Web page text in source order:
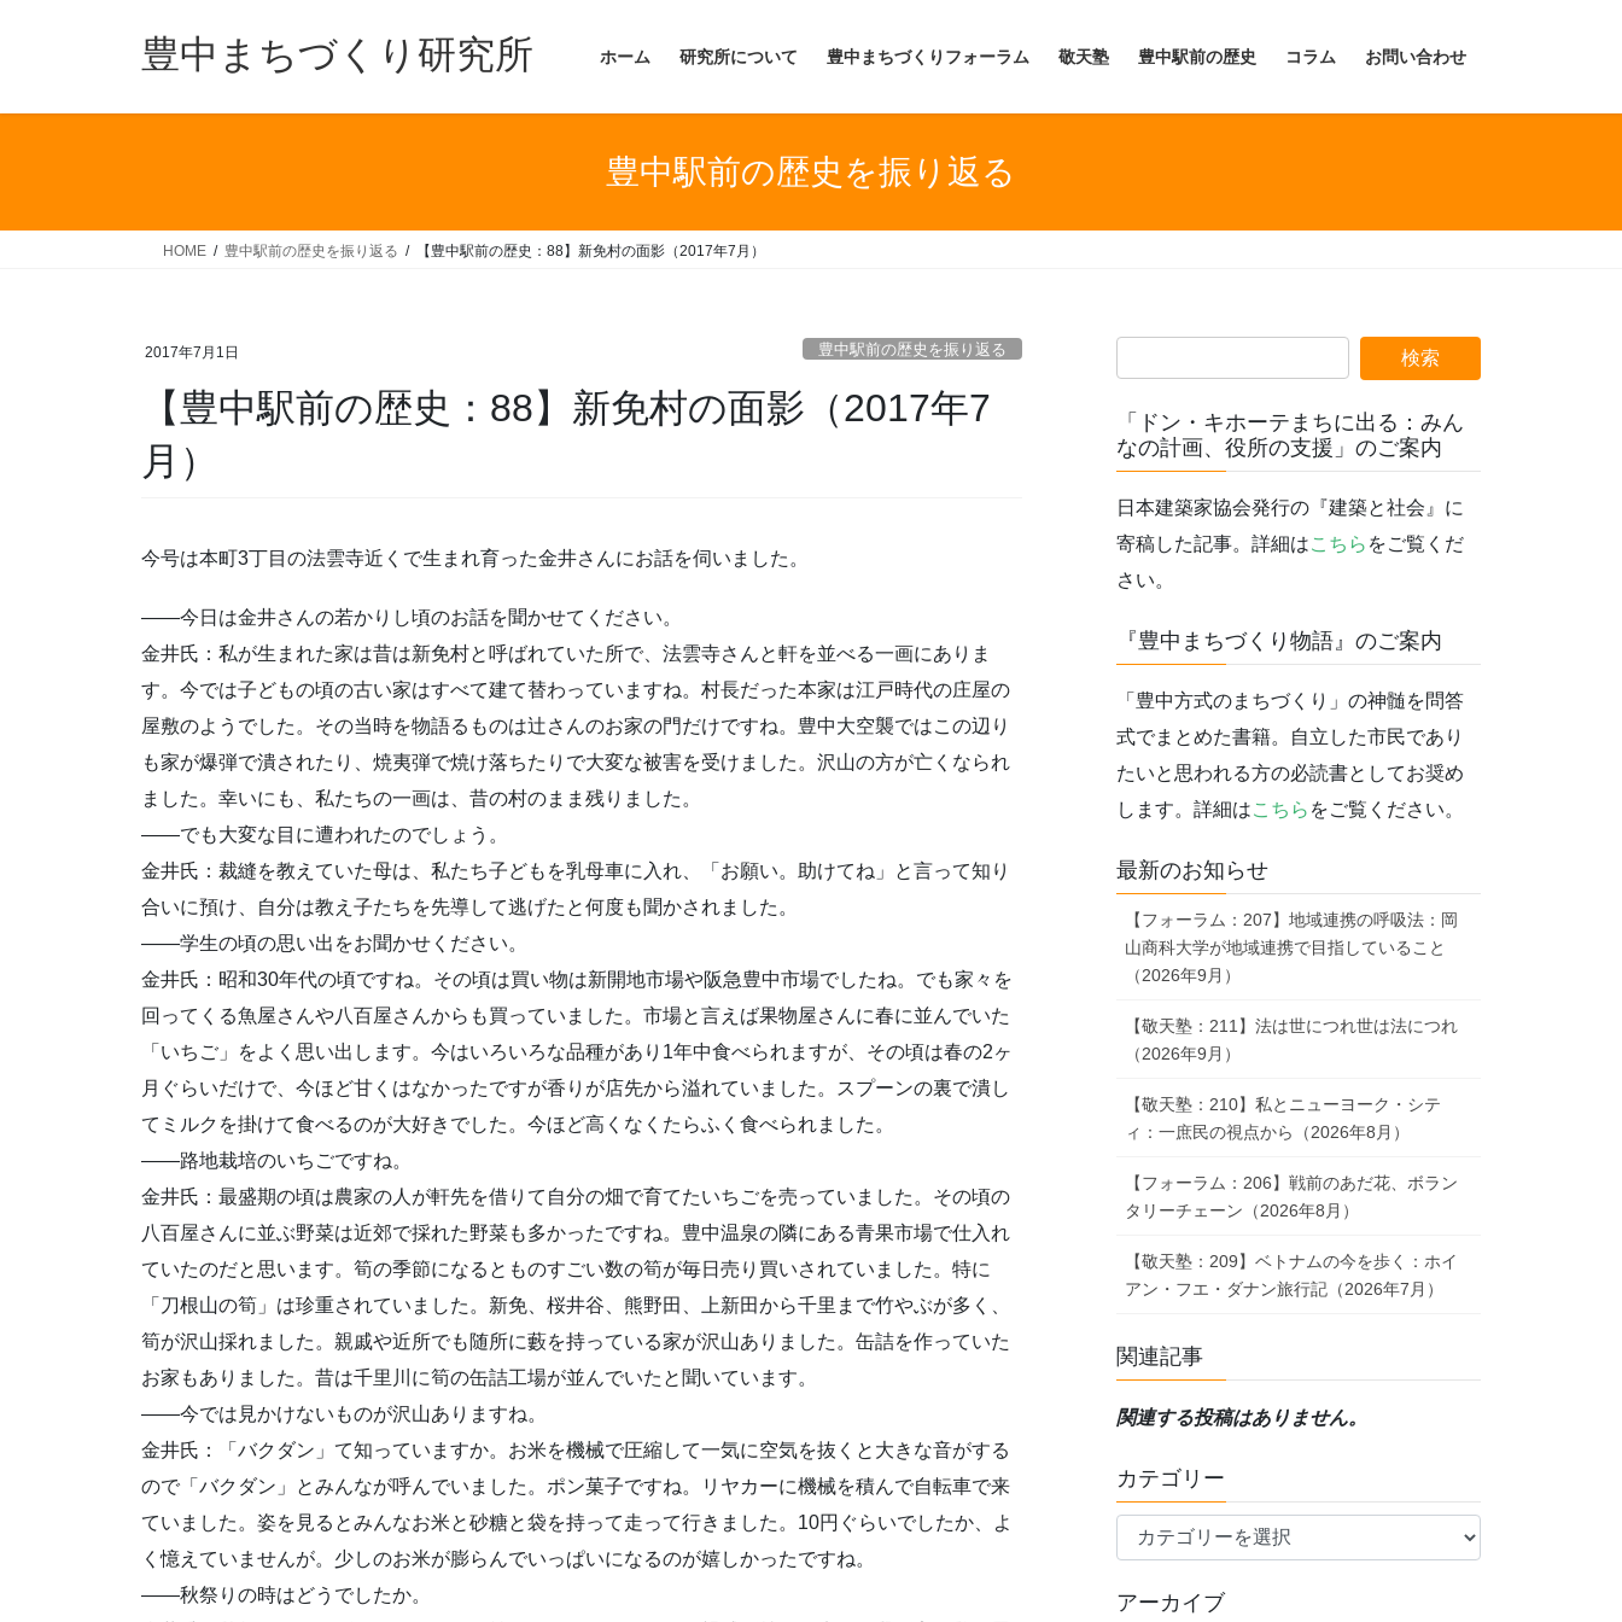
豊中まちづくり研究所 ホーム 研究所について 豊中まちづくりフォーラム 敬天塾 豊中駅前の歴史 コラム お問い合わせ
豊中駅前の歴史を振り返る
HOME 豊中駅前の歴史を振り返る 【豊中駅前の歴史：88】新免村の面影（2017年7月）
2017年7月1日 豊中駅前の歴史を振り返る
【豊中駅前の歴史：88】新免村の面影（2017年7
月）
今号は本町3丁目の法雲寺近くで生まれ育った金井さんにお話を伺いました。
——今日は金井さんの若かりし頃のお話を聞かせてください。
金井氏：私が生まれた家は昔は新免村と呼ばれていた所で、法雲寺さんと軒を並べる一画にありま
す。今では子どもの頃の古い家はすべて建て替わっていますね。村長だった本家は江戸時代の庄屋の
屋敷のようでした。その当時を物語るものは辻さんのお家の門だけですね。豊中大空襲ではこの辺り
も家が爆弾で潰されたり、焼夷弾で焼け落ちたりで大変な被害を受けました。沢山の方が亡くなられ
ました。幸いにも、私たちの一画は、昔の村のまま残りました。
——でも大変な目に遭われたのでしょう。
金井氏：裁縫を教えていた母は、私たち子どもを乳母車に入れ、「お願い。助けてね」と言って知り
合いに預け、自分は教え子たちを先導して逃げたと何度も聞かされました。
——学生の頃の思い出をお聞かせください。
金井氏：昭和30年代の頃ですね。その頃は買い物は新開地市場や阪急豊中市場でしたね。でも家々を
回ってくる魚屋さんや八百屋さんからも買っていました。市場と言えば果物屋さんに春に並んでいた
「いちご」をよく思い出します。今はいろいろな品種があり1年中食べられますが、その頃は春の2ヶ
月ぐらいだけで、今ほど甘くはなかったですが香りが店先から溢れていました。スプーンの裏で潰し
てミルクを掛けて食べるのが大好きでした。今ほど高くなくたらふく食べられました。
——路地栽培のいちごですね。
金井氏：最盛期の頃は農家の人が軒先を借りて自分の畑で育てたいちごを売っていました。その頃の
八百屋さんに並ぶ野菜は近郊で採れた野菜も多かったですね。豊中温泉の隣にある青果市場で仕入れ
ていたのだと思います。筍の季節になるとものすごい数の筍が毎日売り買いされていました。特に
「刀根山の筍」は珍重されていました。新免、桜井谷、熊野田、上新田から千里まで竹やぶが多く、
筍が沢山採れました。親戚や近所でも随所に藪を持っている家が沢山ありました。缶詰を作っていた
お家もありました。昔は千里川に筍の缶詰工場が並んでいたと聞いています。
——今では見かけないものが沢山ありますね。
金井氏：「バクダン」て知っていますか。お米を機械で圧縮して一気に空気を抜くと大きな音がする
ので「バクダン」とみんなが呼んでいました。ポン菓子ですね。リヤカーに機械を積んで自転車で来
ていました。姿を見るとみんなお米と砂糖と袋を持って走って行きました。10円ぐらいでしたか、よ
く憶えていませんが。少しのお米が膨らんでいっぱいになるのが嬉しかったですね。
——秋祭りの時はどうでしたか。
「ドン・キホーテまちに出る：みん
なの計画、役所の支援」のご案内
日本建築家協会発行の『建築と社会』に
寄稿した記事。詳細はこちら をご覧くだ
さい。
『豊中まちづくり物語』のご案内
「豊中方式のまちづくり」の神髄を問答
式でまとめた書籍。自立した市民であり
たいと思われる方の必読書としてお奨め
します。詳細はこちら をご覧ください。
最新のお知らせ
【フォーラム：207】地域連携の呼吸法：岡
山商科大学が地域連携で目指していること
（2026年9月）
【敬天塾：211】法は世につれ世は法につれ
（2026年9月）
【敬天塾：210】私とニューヨーク・シテ
ィ：一庶民の視点から（2026年8月）
【フォーラム：206】戦前のあだ花、ボラン
タリーチェーン（2026年8月）
【敬天塾：209】ベトナムの今を歩く：ホイ
アン・フエ・ダナン旅行記（2026年7月）
関連記事
関連する投稿はありません。
カテゴリー
テ
リ
アーカイブ